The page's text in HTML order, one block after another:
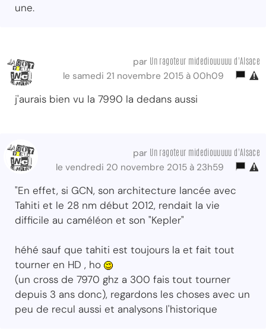
une.
par Un ragoteur midediouuuuu d'Alsace
le samedi 21 novembre 2015 à 00h09
j'aurais bien vu la 7990 la dedans aussi
par Un ragoteur midediouuuuu d'Alsace
le vendredi 20 novembre 2015 à 23h59
"En effet, si GCN, son architecture lancée avec
Tahiti et le 28 nm début 2012, rendait la vie
difficile au caméléon et son "Kepler"
héhé sauf que tahiti est toujours la et fait tout
tourner en HD , ho
(un cross de 7970 ghz a 300 fais tout tourner
depuis 3 ans donc), regardons les choses avec un
peu de recul aussi et analysons l'historique